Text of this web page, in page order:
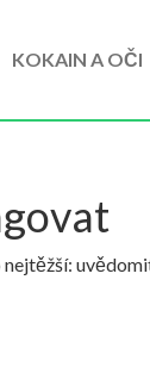
KOKAIN A OČI